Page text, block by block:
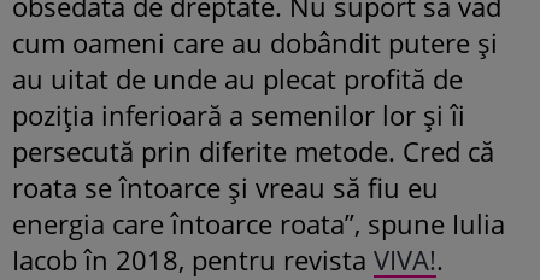
cum oameni care au dobândit putere și
au uitat de unde au plecat profită de
poziția inferioară a semenilor lor și îi
persecută prin diferite metode. Cred că
roata se întoarce și vreau să fiu eu
energia care întoarce roata”, spune Iulia
Iacob în 2018, pentru revista VIVA!.